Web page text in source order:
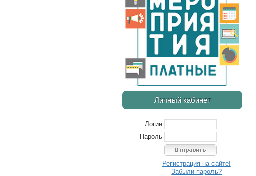
Личный кабинет
Логин
Пароль
Регистрация на сайте!
Забыли пароль?